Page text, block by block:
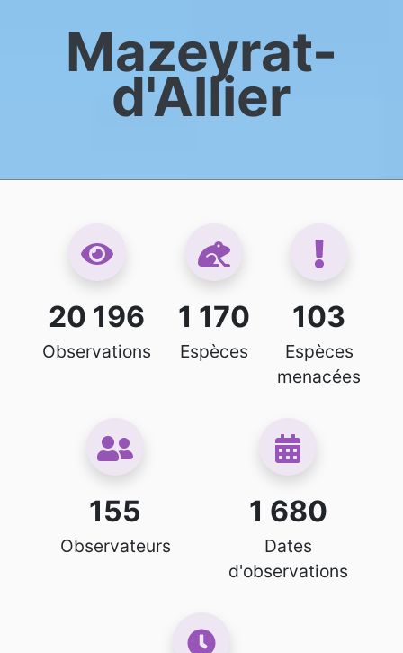
Mazeyrat-
d'Allier
20 196
Observations
1 170
Espèces
103
Espèces
menacées
155
Observateurs
1 680
Dates
d'observations